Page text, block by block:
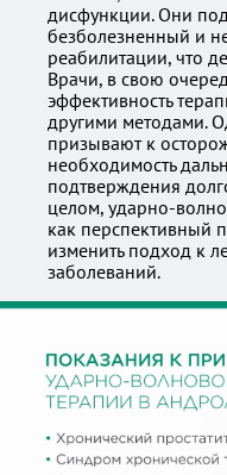
дисфункции. Они
безболезненный и
реабилитации, что
Врачи, в свою
эффективность
другими методами.
призывают к
необходимость
подтверждения
целом, ударно-
как перспективный
изменить подход к
заболеваний.